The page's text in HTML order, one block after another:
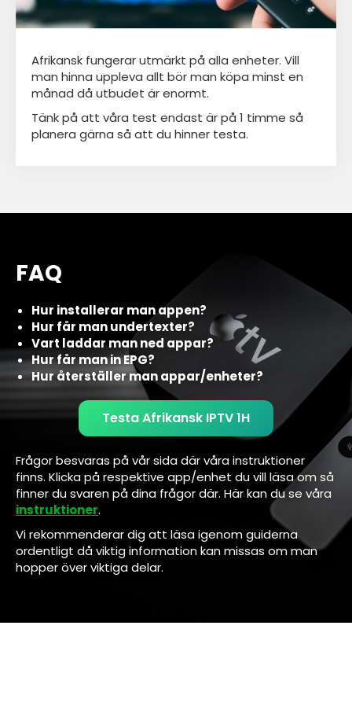
Afrikansk fungerar utmärkt på alla enheter. Vill
man hinna uppleva allt bör man köpa minst en
månad då utbudet är enormt.
Tänk på att våra test endast är på 1 timme så
planera gärna så att du hinner testa.
FAQ
Hur installerar man appen?
Hur får man undertexter?
Vart laddar man ned appar?
Hur får man in EPG?
Hur återställer man appar/enheter?
Testa Afrikansk IPTV 1H
Frågor besvaras på vår sida där våra instruktioner
finns. Klicka på respektive app/enhet du vill läsa om så
finner du svaren på dina frågor där. Här kan du se våra
instruktioner.
Vi rekommenderar dig att läsa igenom guiderna
ordentligt då viktig information kan missas om man
hopper över viktiga delar.